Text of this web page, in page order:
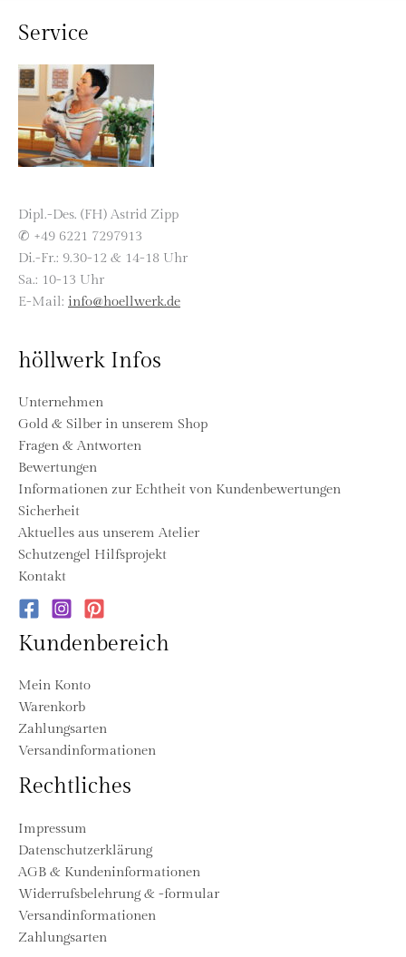
Service
Dipl.-Des. (FH) Astrid Zipp
✆ +49 6221 7297913
Di.-Fr.: 9.30-12 & 14-18 Uhr
Sa.: 10-13 Uhr
E-Mail: info@hoellwerk.de
höllwerk Infos
Unternehmen
Gold & Silber in unserem Shop
Fragen & Antworten
Bewertungen
Informationen zur Echtheit von Kundenbewertungen
Sicherheit
Aktuelles aus unserem Atelier
Schutzengel Hilfsprojekt
Kontakt
Kundenbereich
Mein Konto
Warenkorb
Zahlungsarten
Versandinformationen
Rechtliches
Impressum
Datenschutzerklärung
AGB & Kundeninformationen
Widerrufsbelehrung & -formular
Versandinformationen
Zahlungsarten